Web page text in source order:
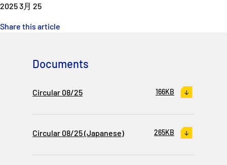
2025 3月 25
Share this article
Documents
Circular 08/25 166KB
Circular 08/25 (Japanese) 265KB